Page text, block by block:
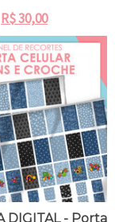
R$30,00
DIGITAL - Porta